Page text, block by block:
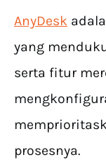
AnyDesk
yang
serta fitur
prosesnya.